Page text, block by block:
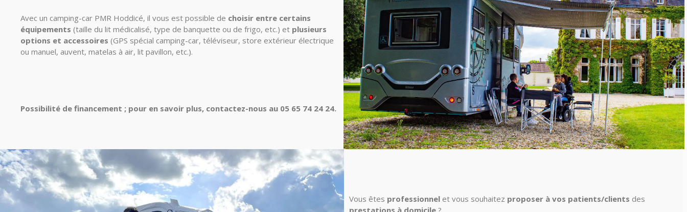
Avec un camping-car PMR Hoddicé, il vous est possible de choisir entre certains
équipements (taille du lit médicalisé, type de banquette ou de frigo, etc.) et plusieurs
options et accessoires (GPS spécial camping-car, téléviseur, store extérieur électrique
ou manuel, auvent, matelas à air, lit pavillon, etc.).
Possibilité de financement ; pour en savoir plus, contactez-nous au 05 65 74 24 24.
Vous êtes professionnelet vous souhaitez proposer à vos patients/clients des